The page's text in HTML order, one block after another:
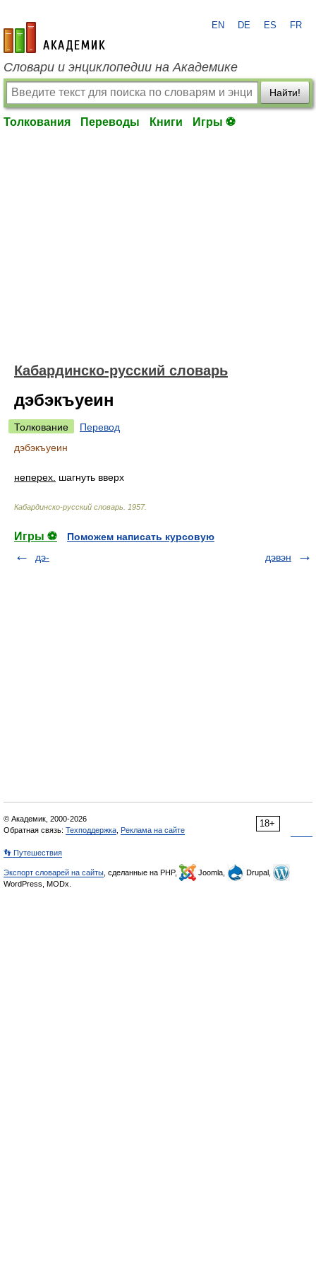
academic.ru
EN DE ES FR
Словари и энциклопедии на Академике
Найти!
Толкования Переводы Книги Игры ⚽
Кабардинско-русский словарь
дэбэкъуеин
Толкование
Перевод
дэбэкъуеин
неперех. шагнуть вверх
Кабардинско-русский словарь 1957.
Игры ⚽
Поможем написать курсовую
дэ-
дэвэн
18+
© Академик, 2000-2026
Обратная связь: Техподдержка Реклама на сайте
👣 Путешествия
Экспорт словарей на сайты , сделанные на PHP, Joomla,
Drupal,
WordPress, MODx.